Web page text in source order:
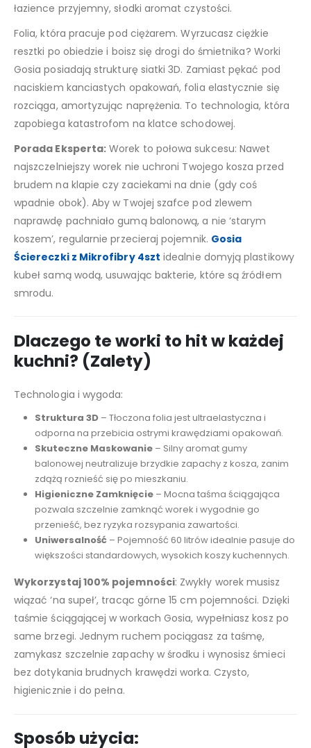
łazience przyjemny, słodki aromat czystości.
Folia, która pracuje pod ciężarem. Wyrzucasz ciężkie
resztki po obiedzie i boisz się drogi do śmietnika? Worki
Gosia posiadają strukturę siatki 3D. Zamiast pękać pod
naciskiem kanciastych opakowań, folia elastycznie się
rozciąga, amortyzując naprężenia. To technologia, która
zapobiega katastrofom na klatce schodowej.
Porada Eksperta: Worek to połowa sukcesu: Nawet
najszczelniejszy worek nie uchroni Twojego kosza przed
brudem na klapie czy zaciekami na dnie (gdy coś
wpadnie obok). Aby w Twojej szafce pod zlewem
naprawdę pachniało gumą balonową, a nie ‘starym
koszem’, regularnie przecieraj pojemnik. Gosia
Ściereczki z Mikrofibry 4szt idealnie domyją plastikowy
kubeł samą wodą, usuwając bakterie, które są źródłem
smrodu.
Dlaczego te worki to hit w każdej
kuchni? (Zalety)
Technologia i wygoda:
Struktura 3D– Tłoczona folia jest ultraelastyczna i
odporna na przebicia ostrymi krawędziami opakowań.
Skuteczne Maskowanie– Silny aromat gumy
balonowej neutralizuje brzydkie zapachy z kosza, zanim
zdążą roznieść się po mieszkaniu.
Higieniczne Zamknięcie– Mocna taśma ściągająca
pozwala szczelnie zamknąć worek i wygodnie go
przenieść, bez ryzyka rozsypania zawartości.
Uniwersalność– Pojemność 60 litrów idealnie pasuje do
większości standardowych, wysokich koszy kuchennych.
Wykorzystaj 100% pojemności: Zwykły worek musisz
wiązać ‘na supeł’, tracąc górne 15 cm pojemności. Dzięki
taśmie ściągającej w workach Gosia, wypełniasz kosz po
same brzegi. Jednym ruchem pociągasz za taśmę,
zamykasz szczelnie zapachy w środku i wynosisz śmieci
bez dotykania brudnych krawędzi worka. Czysto,
higienicznie i do pełna.
Sposób użycia: